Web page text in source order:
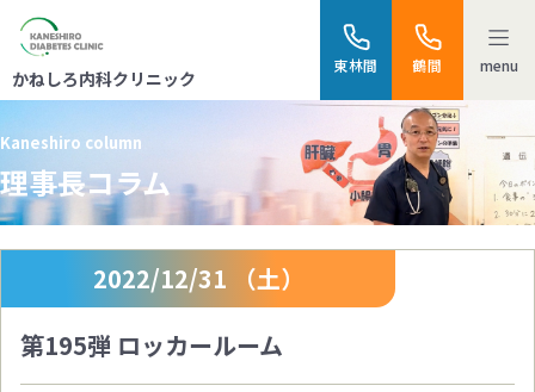
かねしろ内科クリニック
東林間 鶴間 menu
Kaneshiro column
理事長コラム
2022/12/31 （土）
第195弾 ロッカールーム